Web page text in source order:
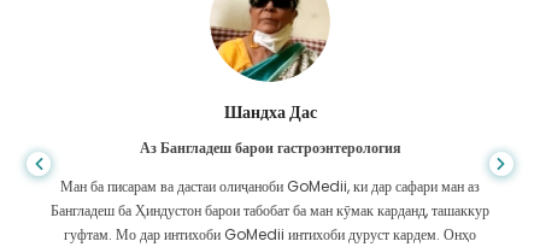
Шандха Дас
Аз Бангладеш барои гастроэнтерология
Ман ба писарам ва дастаи олиҷаноби GoMedii, ки дар сафари ман аз
Бангладеш ба Ҳиндустон барои табобат ба ман кӯмак карданд, ташаккур
гуфтам. Мо дар интихоби GoMedii интихоби дуруст кардем. Онҳо